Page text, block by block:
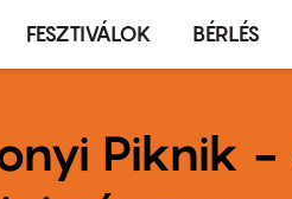
FESZTIVÁLOK BÉRLÉS
Piknik -